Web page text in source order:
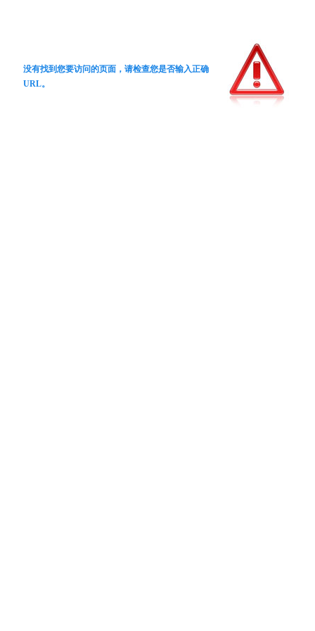
没有找到您要访问的页面，请检查您是否输入正确
URL。